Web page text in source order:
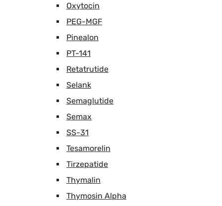
Oxytocin
PEG-MGF
Pinealon
PT-141
Retatrutide
Selank
Semaglutide
Semax
SS-31
Tesamorelin
Tirzepatide
Thymalin
Thymosin Alpha